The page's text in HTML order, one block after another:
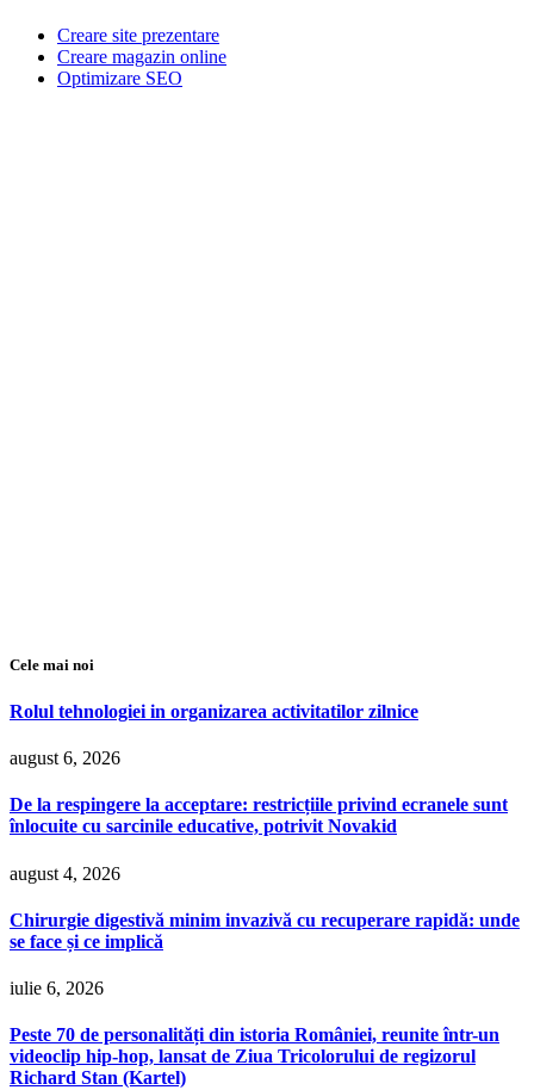
Creare site prezentare
Creare magazin online
Optimizare SEO
Cele mai noi
Rolul tehnologiei in organizarea activitatilor zilnice
august 6, 2026
De la respingere la acceptare: restricțiile privind ecranele sunt
înlocuite cu sarcinile educative, potrivit Novakid
august 4, 2026
Chirurgie digestivă minim invazivă cu recuperare rapidă: unde
se face și ce implică
iulie 6, 2026
Peste 70 de personalități din istoria României, reunite într-un
videoclip hip-hop, lansat de Ziua Tricolorului de regizorul
Richard Stan (Kartel)